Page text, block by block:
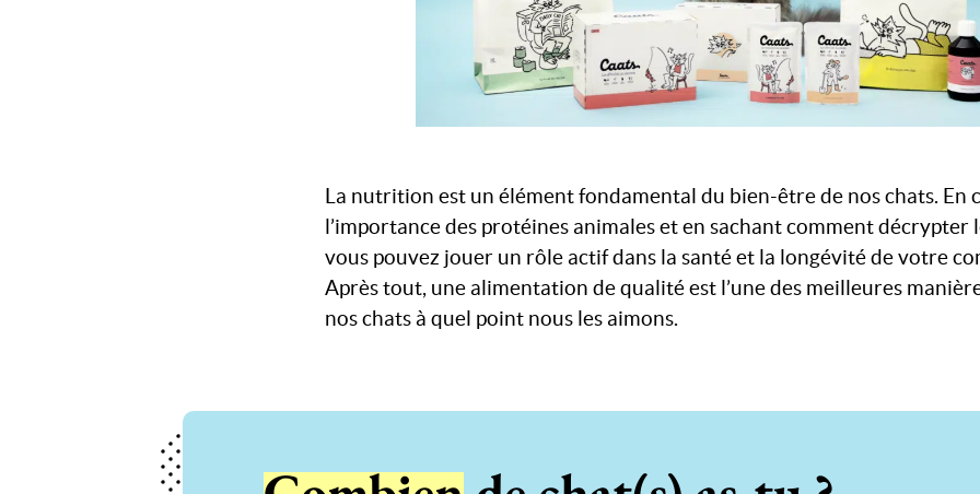
La nutrition est un élément fondamental du bien-être de nos chats. En
l’importance des protéines animales et en sachant comment décrypter
vous pouvez jouer un rôle actif dans la santé et la longévité de votre
Après tout, une alimentation de qualité est l’une des meilleures
nos chats à quel point nous les aimons.